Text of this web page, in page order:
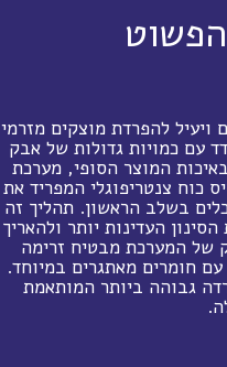
ויעיל להפרדת מוצקים מזרמי
עם כמויות גדולות של אבק
המוצר הסופי, מערכת
כוח צנטריפוגלי המפריד את
בשלב הראשון. תהליך זה
העדינות יותר ולהאריך
של המערכת מבטיח זרימה
חומרים מאתגרים במיוחד.
גבוהה ביותר המותאמת